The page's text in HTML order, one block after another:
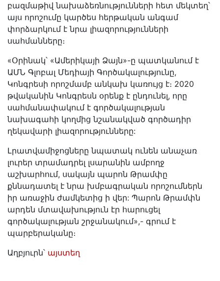
բազմաթիվ նախաձեռնությունների հետ մեկտեղ՝
այս որոշումը կարծես հերթական անգամ
փորձարկում է նրա լիազորությունների
սահմանները։
«Օրինակ՝ «Ամերիկայի Ձայն»-ը պատկանում է
ԱՄՆ Գլոբալ Մեդիայի Գործակալությունը,
Կոնգրեսի որոշմամբ անկախ կառույց է։ 2020
թվականին Կոնգրեսն օրենք է ընդունել, որը
սահմանափակում է գործակալության
նախագահի կողմից նշանակված գործադիր
ղեկավարի լիազորությունները:
Լրատվամիջոցները նպատակ ունեն անաչառ
լուրեր տրամադրել լսարանին ամբողջ
աշխարհում, սակայն պարոն Թրամփը
քննադատել է նրա խմբագրական որոշումներն
իր առաջին ժամկետից ի վեր: Պարոն Թրամփն
արդեն մտավախություն էր հարուցել
գործակալության շրջանակում»,- գրում է
պարբերականը։
Աղբյուրն՝ այստեղ